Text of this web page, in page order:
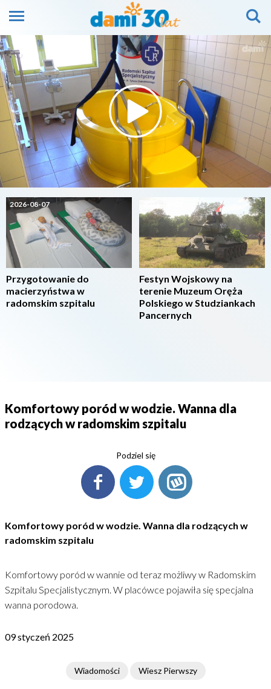
2026-08-07
Przygotowanie do
macierzyństwa w
radomskim szpitalu
Festyn Wojskowy na
terenie Muzeum Oręża
Polskiego w Studziankach
Pancernych
Komfortowy poród w wodzie. Wanna dla
rodzących w radomskim szpitalu
Podziel się
Komfortowy poród w wodzie. Wanna dla rodzących w
radomskim szpitalu
Komfortowy poród w wannie od teraz możliwy w Radomskim
Szpitalu Specjalistycznym. W placówce pojawiła się specjalna
wanna porodowa.
09 styczeń 2025
Wiadomości Wiesz Pierwszy